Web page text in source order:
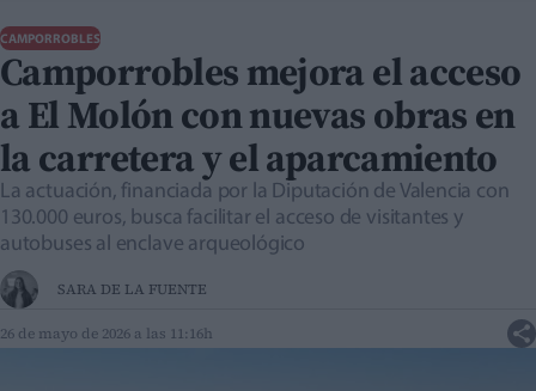
CAMPORROBLES
Camporrobles mejora el acceso
a El Molón con nuevas obras en
la carretera y el aparcamiento
La actuación, financiada por la Diputación de Valencia con
130.000 euros, busca facilitar el acceso de visitantes y
autobuses al enclave arqueológico
SARA DE LA FUENTE
26 de mayo de 2026 a las 11:16h